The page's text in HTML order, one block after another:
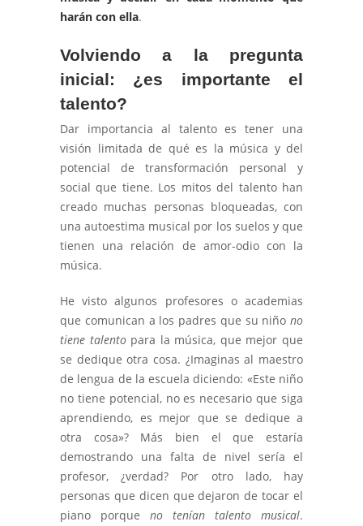
harán con ella.
Volviendo a la pregunta
inicial: ¿es importante el
talento?
Dar importancia al talento es tener una
visión limitada de qué es la música y del
potencial de transformación personal y
social que tiene. Los mitos del talento han
creado muchas personas bloqueadas, con
una autoestima musical por los suelos y que
tienen una relación de amor-odio con la
música.
He visto algunos profesores o academias
que comunican a los padres que su niño no
tiene talentopara la música, que mejor que
se dedique otra cosa. ¿Imaginas al maestro
de lengua de la escuela diciendo: «Este niño
no tiene potencial, no es necesario que siga
aprendiendo, es mejor que se dedique a
otra cosa»? Más bien el que estaría
demostrando una falta de nivel sería el
profesor, ¿verdad? Por otro lado, hay
personas que dicen que dejaron de tocar el
piano porque no tenían talento musical.